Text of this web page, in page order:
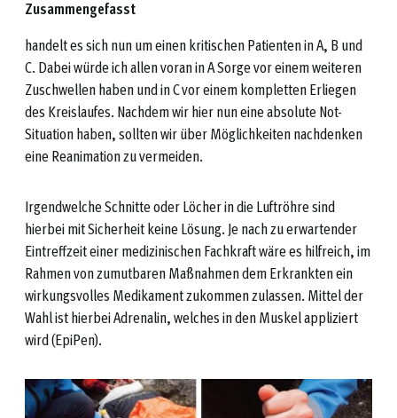
Zusammengefasst
handelt es sich nun um einen kritischen Patienten in A, B und
C. Dabei würde ich allen voran in A Sorge vor einem weiteren
Zuschwellen haben und in C vor einem kompletten Erliegen
des Kreislaufes. Nachdem wir hier nun eine absolute Not-
Situation haben, sollten wir über Möglichkeiten nachdenken
eine Reanimation zu vermeiden.
Irgendwelche Schnitte oder Löcher in die Luftröhre sind
hierbei mit Sicherheit keine Lösung. Je nach zu erwartender
Eintreffzeit einer medizinischen Fachkraft wäre es hilfreich, im
Rahmen von zumutbaren Maßnahmen dem Erkrankten ein
wirkungsvolles Medikament zukommen zulassen. Mittel der
Wahl ist hierbei Adrenalin, welches in den Muskel appliziert
wird (EpiPen).